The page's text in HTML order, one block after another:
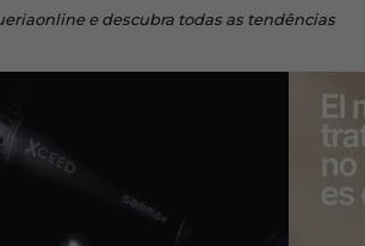
e descubra todas as tendências